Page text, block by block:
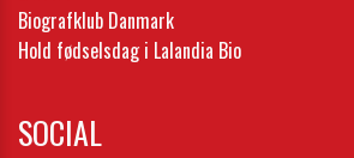
Biografklub Danmark
Hold fødselsdag i Lalandia Bio
SOCIAL